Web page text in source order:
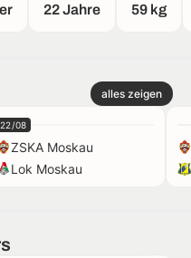
22 Jahre 59 kg
alles zeigen
22/08
ZSKA Moskau
Lok Moskau